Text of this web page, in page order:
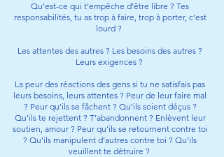
Qu’est-ce qui t’empêche d’être libre ? Tes
responsabilités, tu as trop à faire, trop à porter, c’est
lourd ?
Les attentes des autres ? Les besoins des autres ?
Leurs exigences ?
La peur des réactions des gens si tu ne satisfais pas
leurs besoins, leurs attentes ? Peur de leur faire mal
? Peur qu’ils se fâchent ? Qu’ils soient déçus ?
Qu’ils te rejettent ? T’abandonnent ? Enlèvent leur
soutien, amour ? Peur qu’ils se retournent contre toi
? Qu’ils manipulent d’autres contre toi ? Qu’ils
veuillent te détruire ?